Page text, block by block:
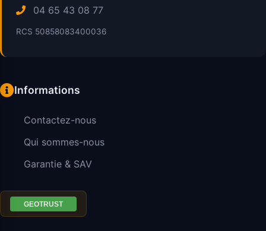
04 65 43 08 77
RCS 50858083400036
Informations
Contactez-nous
Qui sommes-nous
Garantie & SAV